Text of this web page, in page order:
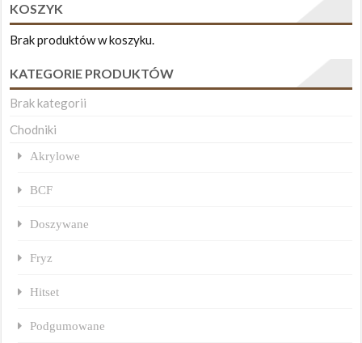
KOSZYK
Brak produktów w koszyku.
KATEGORIE PRODUKTÓW
Brak kategorii
Chodniki
Akrylowe
BCF
Doszywane
Fryz
Hitset
Podgumowane